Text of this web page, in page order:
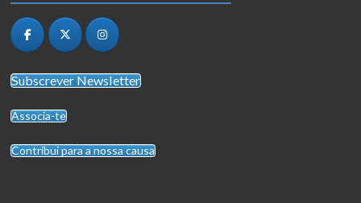
Subscrever Newsletter
Associa-te
Contribui para a nossa causa